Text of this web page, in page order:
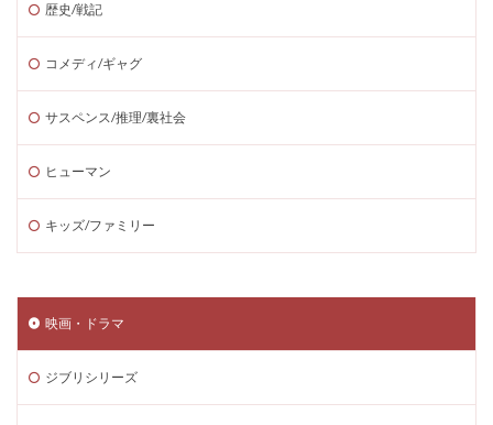
歴史/戦記
コメディ/ギャグ
サスペンス/推理/裏社会
ヒューマン
キッズ/ファミリー
映画・ドラマ
ジブリシリーズ